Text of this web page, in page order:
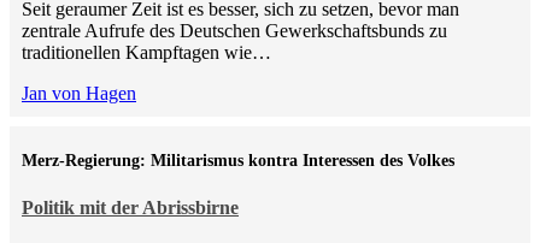
Seit geraumer Zeit ist es besser, sich zu setzen, bevor man
zentrale Aufrufe des Deutschen Gewerkschaftsbunds zu
traditionellen Kampftagen wie…
Jan von Hagen
Politik mit der Abrissbirne
Merz-Regierung: Militarismus kontra Inte­ressen des Volkes